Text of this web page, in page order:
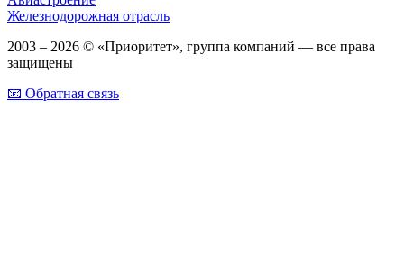
Железнодорожная отрасль
2003 – 2026 © «Приоритет», группа компаний — все права
защищены
📧 Обратная связь